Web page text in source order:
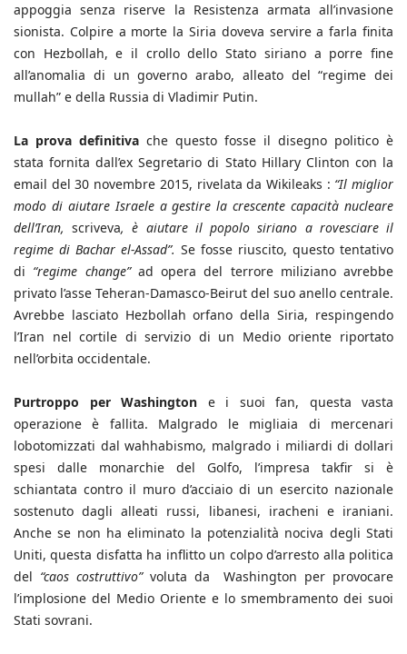
appoggia senza riserve la Resistenza armata all’invasione
sionista. Colpire a morte la Siria doveva servire a farla finita
con Hezbollah, e il crollo dello Stato siriano a porre fine
all’anomalia di un governo arabo, alleato del “regime dei
mullah” e della Russia di Vladimir Putin.
La prova definitiva che questo fosse il disegno politico è
stata fornita dall’ex Segretario di Stato Hillary Clinton con la
email del 30 novembre 2015, rivelata da Wikileaks : “Il miglior
modo di aiutare Israele a gestire la crescente capacità nucleare
dell’Iran,scriveva, è aiutare il popolo siriano a rovesciare il
regime di Bachar el-Assad”. Se fosse riuscito, questo tentativo
di “regime change”ad opera del terrore miliziano avrebbe
privato l’asse Teheran-Damasco-Beirut del suo anello centrale.
Avrebbe lasciato Hezbollah orfano della Siria, respingendo
l’Iran nel cortile di servizio di un Medio oriente riportato
nell’orbita occidentale.
Purtroppo per Washington e i suoi fan, questa vasta
operazione è fallita. Malgrado le migliaia di mercenari
lobotomizzati dal wahhabismo, malgrado i miliardi di dollari
spesi dalle monarchie del Golfo, l’impresa takfir si è
schiantata contro il muro d’acciaio di un esercito nazionale
sostenuto dagli alleati russi, libanesi, iracheni e iraniani.
Anche se non ha eliminato la potenzialità nociva degli Stati
Uniti, questa disfatta ha inflitto un colpo d’arresto alla politica
del “caos costruttivo”voluta da Washington per provocare
l’implosione del Medio Oriente e lo smembramento dei suoi
Stati sovrani.